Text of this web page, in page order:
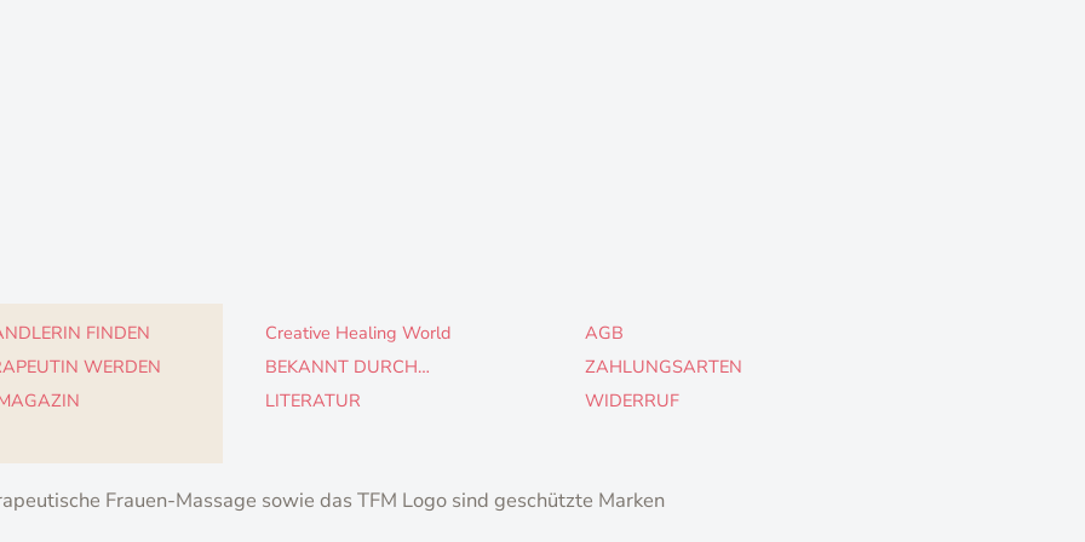
FINDEN
WERDEN
Creative Healing World
BEKANNT DURCH…
LITERATUR
AGB
ZAHLUNGSARTEN
WIDERRUF
Frauen-Massage sowie das TFM Logo sind geschützte Marken